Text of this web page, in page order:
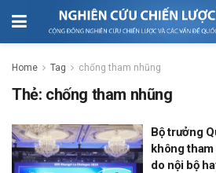
Home Tag chống tham nhũng
Thẻ: chống tham nhũng
Bộ trưởng
không
do nội bộ